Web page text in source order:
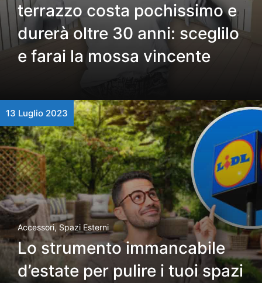
terrazzo costa pochissimo e
durerà oltre 30 anni: sceglilo
e farai la mossa vincente
13 Luglio 2023
Accessori, Spazi Esterni
Lo strumento immancabile
d’estate per pulire i tuoi spazi